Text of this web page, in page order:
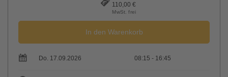
110,00 €
MwSt. frei
In den Warenkorb
Do. 17.09.2026 08:15 - 16:45